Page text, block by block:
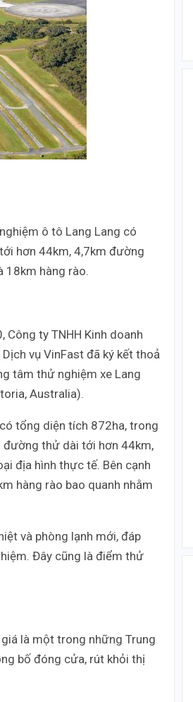
ô tô Lang Lang có
hơn 44km, 4,7km đường
18km hàng rào.
Công ty TNHH Kinh doanh
vụ VinFast đã ký kết thoả
tâm thử nghiệm xe Lang
Australia).
tổng diện tích 872ha, trong
đường thử dài tới hơn 44km,
địa hình thực tế. Bên cạnh
hàng rào bao quanh nhằm
và phòng lạnh mới, đáp
Đây cũng là điểm thử
là một trong những Trung
bố đóng cửa, rút khỏi thị